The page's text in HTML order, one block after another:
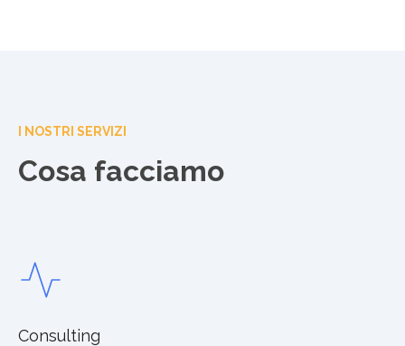
I NOSTRI SERVIZI
Cosa facciamo
Consulting